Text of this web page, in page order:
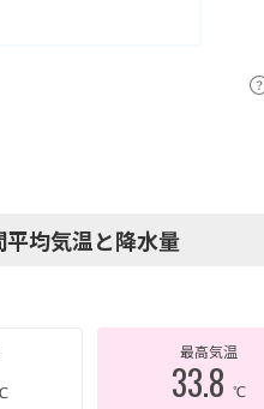
均気温と降水量
最高気温
33.8 ℃